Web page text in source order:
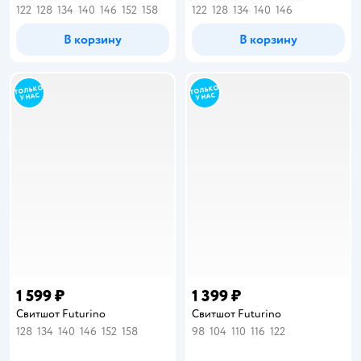
122 128 134 140 146 152 158
В корзину
122 128 134 140 146
В корзину
1 599 ₽
Свитшот Futurino
128 134 140 146 152 158
1 399 ₽
Свитшот Futurino
98 104 110 116 122